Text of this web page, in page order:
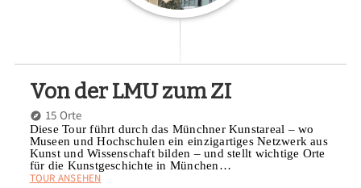
Von der LMU zum ZI
15 Orte
Diese Tour führt durch das Münchner Kunstareal – wo
Museen und Hochschulen ein einzigartiges Netzwerk aus
Kunst und Wissenschaft bilden – und stellt wichtige Orte
für die Kunstgeschichte in München…
TOUR ANSEHEN